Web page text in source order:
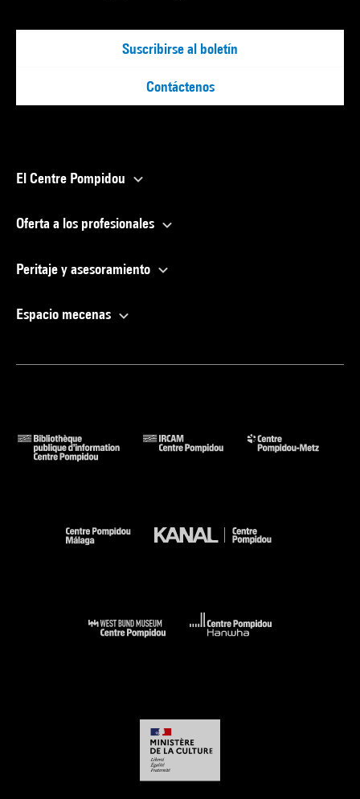
Suscribirse al boletín
Contáctenos
El Centre Pompidou
Oferta a los profesionales
Peritaje y asesoramiento
Espacio mecenas